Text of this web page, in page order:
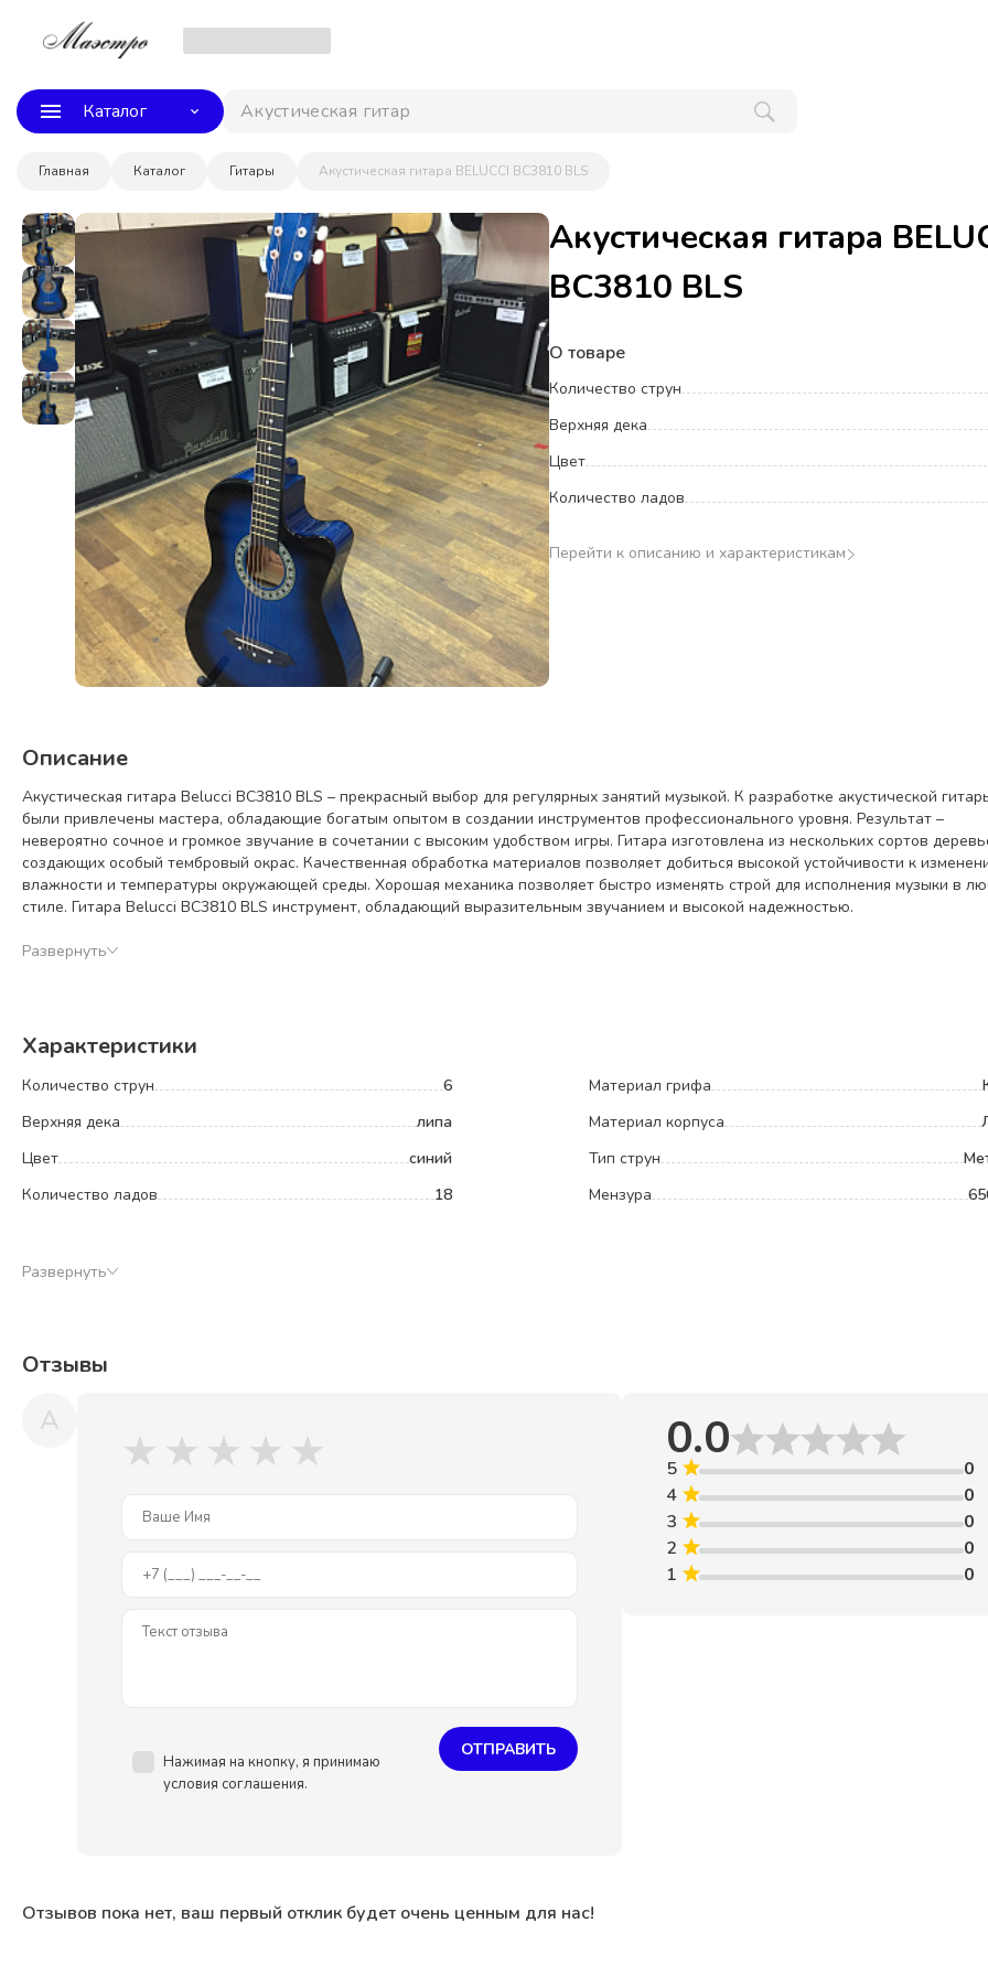
Каталог Акустическая гитара Cor
Главная Каталог Гитары Акустическая гитара BELUCCI BC3810 BLS
Акустическая гитара
BC3810 BLS
О товаре
Количество струн
Верхняя дека
Цвет
Количество ладов
Перейти к описанию и характеристикам
Описание
Акустическая гитара Belucci BC3810 BLS – прекрасный выбор для регулярных занятий музыкой. К разработке акустической
были привлечены мастера, обладающие богатым опытом в создании инструментов профессионального уровня. Результат –
невероятно сочное и громкое звучание в сочетании с высоким удобством игры. Гитара изготовлена из нескольких сортов
создающих особый тембровый окрас. Качественная обработка материалов позволяет добиться высокой устойчивости к
влажности и температуры окружающей среды. Хорошая механика позволяет быстро изменять строй для исполнения музыки в
стиле. Гитара Belucci BC3810 BLS инструмент, обладающий выразительным звучанием и высокой надежностью.
Развернуть
Характеристики
Количество струн
6
Верхняя дека
липа
Цвет
синий
Количество ладов
18
Материал грифа
Материал корпуса
Тип струн
Мензура
Развернуть
Отзывы
0.0
5
0
4
0
3
0
2
0
1
0
A
★ ★ ★ ★ ★
Нажимая на кнопку, я принимаю
условия соглашения.
ОТПРАВИТЬ
Отзывов пока нет, ваш первый отклик будет очень ценным для нас!